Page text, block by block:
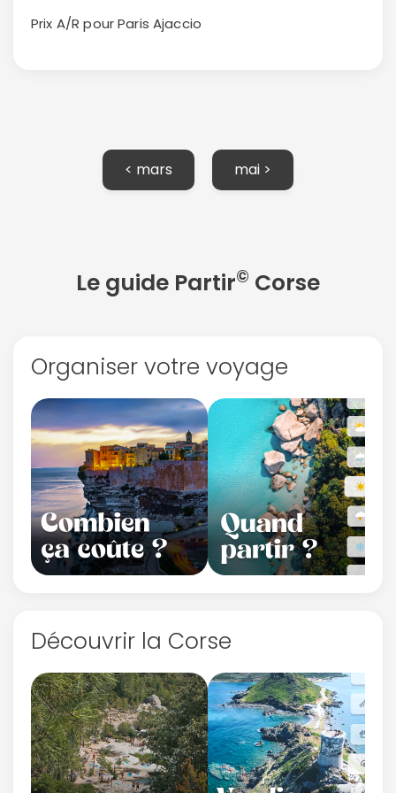
Prix A/R pour Paris Ajaccio
< mars mai >
Le guide Partir© Corse
Organiser votre voyage
Découvrir la Corse